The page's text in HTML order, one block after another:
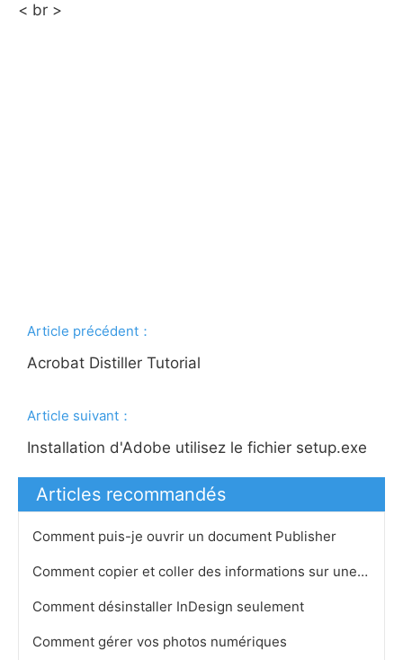
< br >
Article précédent：
Acrobat Distiller Tutorial
Article suivant：
Installation d'Adobe utilisez le fichier setup.exe
Articles recommandés
Comment puis-je ouvrir un document Publisher
Comment copier et coller des informations sur une page
Comment désinstaller InDesign seulement
Comment gérer vos photos numériques